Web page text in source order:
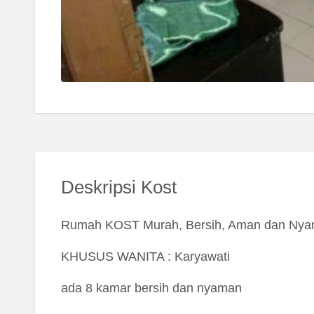
Deskripsi Kost
Rumah KOST Murah, Bersih, Aman dan
KHUSUS WANITA : Karyawati
ada 8 kamar bersih dan nyaman